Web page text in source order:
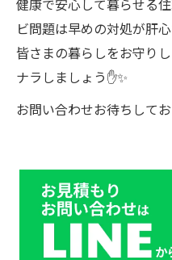
健康で安心して暮らせる
ビ問題は早めの対処が肝
皆さまの暮らしをお守り
ナラしましょう✋✨
お問い合わせお待ちして